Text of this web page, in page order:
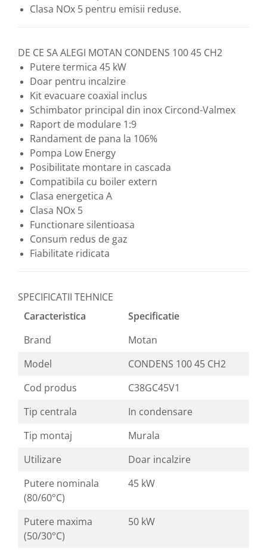
Clasa NOx 5 pentru emisii reduse.
DE CE SA ALEGI MOTAN CONDENS 100 45 CH2
Putere termica 45 kW
Doar pentru incalzire
Kit evacuare coaxial inclus
Schimbator principal din inox Circond-Valmex
Raport de modulare 1:9
Randament de pana la 106%
Pompa Low Energy
Posibilitate montare in cascada
Compatibila cu boiler extern
Clasa energetica A
Clasa NOx 5
Functionare silentioasa
Consum redus de gaz
Fiabilitate ridicata
SPECIFICATII TEHNICE
Caracteristica
Specificatie
Brand
Motan
Model
CONDENS 100 45 CH2
Cod produs
C38GC45V1
Tip centrala
In condensare
Tip montaj
Murala
Utilizare
Doar incalzire
Putere nominala
(80/60°C)
45 kW
Putere maxima
(50/30°C)
50 kW